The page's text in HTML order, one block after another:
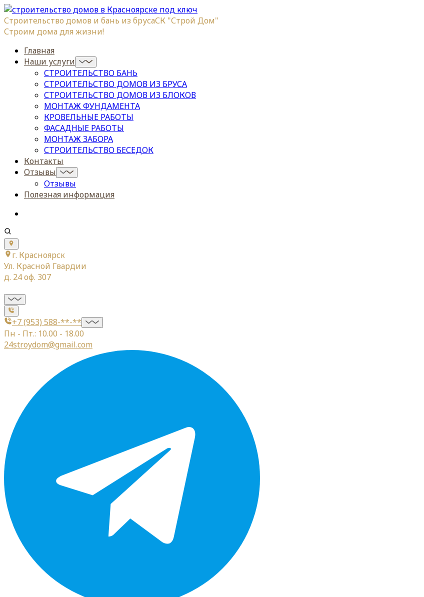
Строительство домов и бань из брусаСК "Строй Дом"
Строим дома для жизни!
Главная
Наши услуги
СТРОИТЕЛЬСТВО БАНЬ
СТРОИТЕЛЬСТВО ДОМОВ ИЗ БРУСА
СТРОИТЕЛЬСТВО ДОМОВ ИЗ БЛОКОВ
МОНТАЖ ФУНДАМЕНТА
КРОВЕЛЬНЫЕ РАБОТЫ
ФАСАДНЫЕ РАБОТЫ
МОНТАЖ ЗАБОРА
СТРОИТЕЛЬСТВО БЕСЕДОК
Контакты
Отзывы
Отзывы
Полезная информация
г. Красноярск
Ул. Красной Гвардии
д. 24 оф. 307
+7 (953) 588-**-**
Пн - Пт.: 10.00 - 18.00
24stroydom@gmail.com